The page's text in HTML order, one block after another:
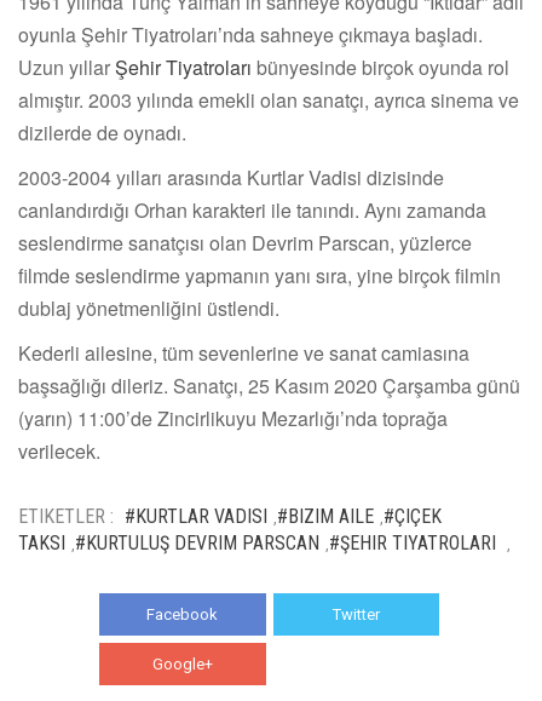
oyunla Şehir Tiyatroları’nda sahneye çıkmaya başladı.
Uzun yıllarŞehir Tiyatroları bünyesinde birçok oyunda rol
almıştır. 2003 yılında emekli olan sanatçı, ayrıca sinema ve
dizilerde de oynadı.
2003-2004 yılları arasında Kurtlar Vadisi dizisinde
canlandırdığı Orhan karakteri ile tanındı. Aynı zamanda
seslendirme sanatçısı olan Devrim Parscan, yüzlerce
filmde seslendirme yapmanın yanı sıra, yine birçok filmin
dublaj yönetmenliğini üstlendi.
Kederli ailesine, tüm sevenlerine ve sanat camiasına
başsağlığı dileriz. Sanatçı, 25 Kasım 2020 Çarşamba günü
(yarın) 11:00’de Zincirlikuyu Mezarlığı’nda toprağa
verilecek.
ETIKETLER : #KURTLAR VADISI #BIZIM AILE #ÇIÇEK
TAKSI #KURTULUŞ DEVRIM PARSCAN #ŞEHIR TIYATROLARI
Facebook Twitter
Google+